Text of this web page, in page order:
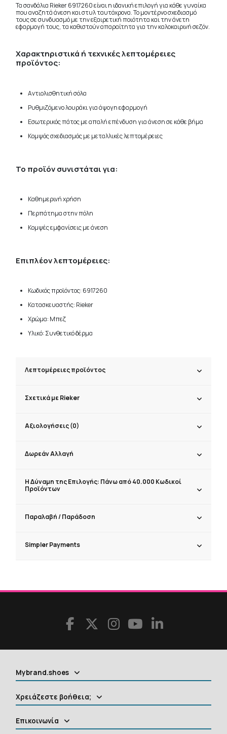
Τα σανδάλια Rieker 6917260 είναι η ιδανική επιλογή για κάθε γυναίκα
που αναζητά άνεση και στυλ ταυτόχρονα. Το μοντέρνο σχεδιασμό
τους σε συνδυασμό με την εξαιρετική ποιότητα και την άνετη
εφαρμογή τους, τα καθιστούν απαραίτητα για την καλοκαιρινή σεζόν.
Χαρακτηριστικά ή τεχνικές λεπτομέρειες
προϊόντος:
Αντιολισθητική σόλα
Ρυθμιζόμενο λουράκι για άψογη εφαρμογή
Εσωτερικός πάτος με απαλή επένδυση για άνεση σε κάθε βήμα
Κομψός σχεδιασμός με μεταλλικές λεπτομέρειες
Το προϊόν συνιστάται για:
Καθημερινή χρήση
Περπάτημα στην πόλη
Κομψές εμφανίσεις με άνεση
Επιπλέον λεπτομέρειες:
Κωδικός προϊόντος: 6917260
Κατασκευαστής: Rieker
Χρώμα: Μπεζ
Υλικό: Συνθετικό δέρμα
Λεπτομέρειες προϊόντος
Σχετικά με Rieker
Αξιολογήσεις (0)
Δωρεάν Αλλαγή
Η Δύναμη της Επιλογής: Πάνω από 40.000 Κωδικοί
Προϊόντων
Παραλαβή / Παράδoση
Simpler Payments
Mybrand.shoes
Χρειάζεστε βοήθεια;
Επικοινωνία